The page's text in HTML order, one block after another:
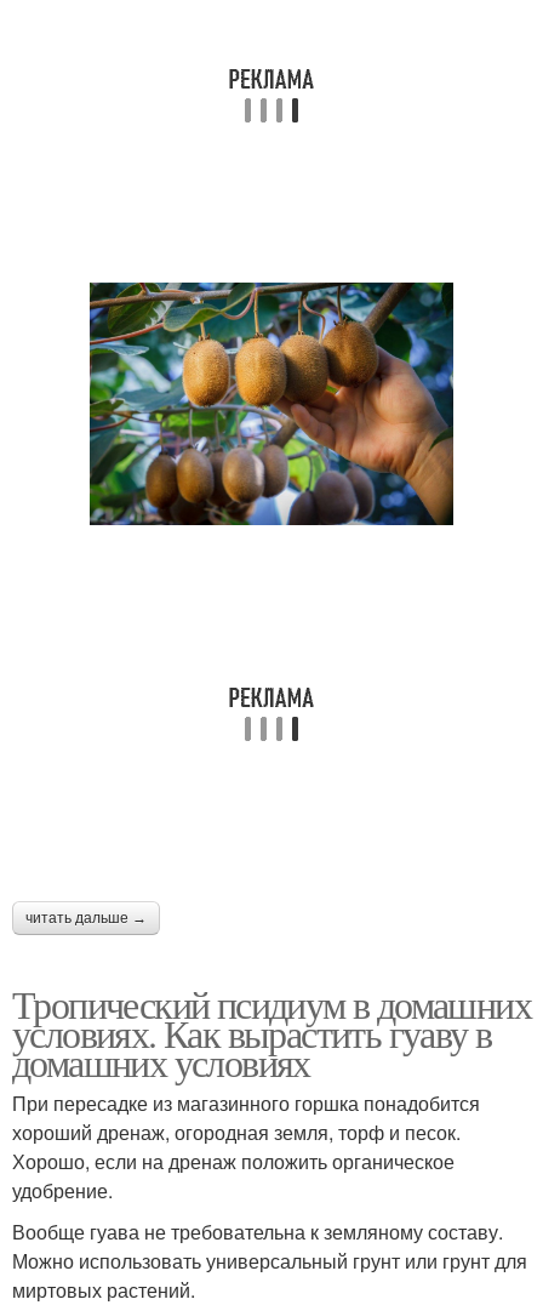
читать дальше →
Тропический псидиум в домашних
условиях. Как вырастить гуаву в
домашних условиях
При пересадке из магазинного горшка понадобится
хороший дренаж, огородная земля, торф и песок.
Хорошо, если на дренаж положить органическое
удобрение.
Вообще гуава не требовательна к земляному составу.
Можно использовать универсальный грунт или грунт для
миртовых растений.